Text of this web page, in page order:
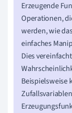
Erzeugende
Operationen,
werden, wie
einfaches
Dies
Beispielsweise